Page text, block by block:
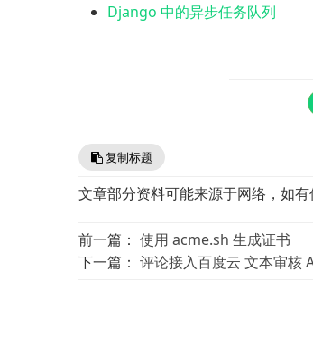
Django 中的异步任务队列
复制标题
文章部分资料可能来源于网络，如有
前一篇： 使用 acme.sh 生成证书
下一篇： 评论接入百度云 文本审核